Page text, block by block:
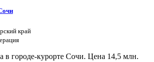
край
в городе-курорте Сочи. Цена 14,5 млн.